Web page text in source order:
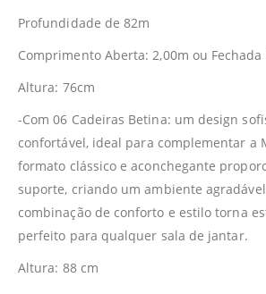
Profundidade de 82m
Comprimento Aberta: 2,00m ou Fechada
Altura: 76cm
-Com 06 Cadeiras Betina: um design
confortável, ideal para complementar a
formato clássico e aconchegante
suporte, criando um ambiente
combinação de conforto e estilo torna
perfeito para qualquer sala de jantar.
Altura: 88 cm